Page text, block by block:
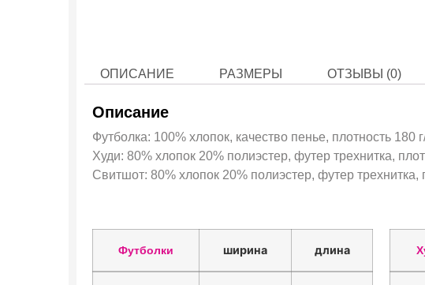
ОПИСАНИЕ РАЗМЕРЫ ОТЗЫВЫ (0)
Описание
Футболка: 100% хлопок, качество пенье, плотность 180
Худи: 80% хлопок 20% полиэстер, футер трехнитка,
Свитшот: 80% хлопок 20% полиэстер, футер трехнитка,
Футболки ширина длина